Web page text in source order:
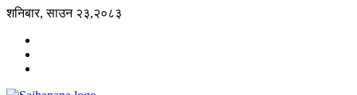
शनिबार, साउन २३,२०८३